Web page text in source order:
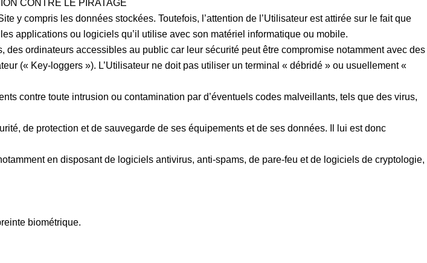
CONTRE LE PIRATAGE
y compris les données stockées. Toutefois, l’attention de l’Utilisateur est attirée sur le fait que
applications ou logiciels qu’il utilise avec son matériel informatique ou mobile.
des ordinateurs accessibles au public car leur sécurité peut être compromise notamment avec des
(« Key-loggers »). L’Utilisateur ne doit pas utiliser un terminal « débridé » ou usuellement «
contre toute intrusion ou contamination par d’éventuels codes malveillants, tels que des virus,
de protection et de sauvegarde de ses équipements et de ses données. Il lui est donc
en disposant de logiciels antivirus, anti-spams, de pare-feu et de logiciels de cryptologie,
biométrique.